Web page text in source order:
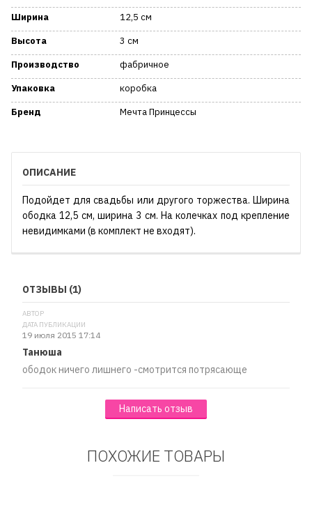
Ширина
12,5 см
Высота
3 см
Производство
фабричное
Упаковка
коробка
Бренд
Мечта Принцессы
ОПИСАНИЕ
Подойдет для свадьбы или другого торжества. Ширина
ободка 12,5 см, ширина 3 см. На колечках под крепление
невидимками (в комплект не входят).
ОТЗЫВЫ (1)
АВТОР
ДАТА ПУБЛИКАЦИИ
19 июля 2015 17:14
Танюша
ободок ничего лишнего -смотрится потрясающе
Написать отзыв
ПОХОЖИЕ ТОВАРЫ